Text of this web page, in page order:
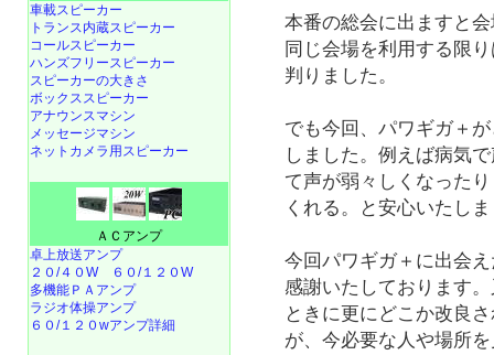
本番の総会に出ますと
同じ会場を利用する限
判りました。
でも今回、パワギガ＋
しました。例えば病気
て声が弱々しくなった
くれる。と安心いたし
今回パワギガ＋に出会
感謝いたしております
ときに更にどこか改良
が、今必要な人や場所
車載スピーカー
トランス内蔵スピーカー
コールスピーカー
ハンズフリースピーカー
スピーカーの大きさ
ボックススピーカー
アナウンスマシン
メッセージマシン
ネットカメラ用スピーカー
ＡＣアンプ
卓上放送アンプ
２０/４０W
６０/１２０W
多機能ＰＡアンプ
ラジオ体操アンプ
６０/１２０wアンプ詳細